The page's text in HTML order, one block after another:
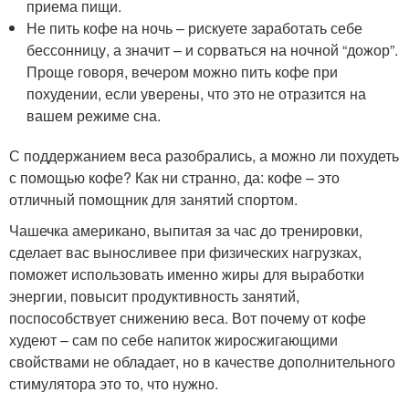
приема пищи.
Не пить кофе на ночь – рискуете заработать себе
бессонницу, а значит – и сорваться на ночной “дожор”.
Проще говоря, вечером можно пить кофе при
похудении, если уверены, что это не отразится на
вашем режиме сна.
С поддержанием веса разобрались, а можно ли похудеть
с помощью кофе? Как ни странно, да: кофе – это
отличный помощник для занятий спортом.
Чашечка американо, выпитая за час до тренировки,
сделает вас выносливее при физических нагрузках,
поможет использовать именно жиры для выработки
энергии, повысит продуктивность занятий,
поспособствует снижению веса. Вот почему от кофе
худеют – сам по себе напиток жиросжигающими
свойствами не обладает, но в качестве дополнительного
стимулятора это то, что нужно.